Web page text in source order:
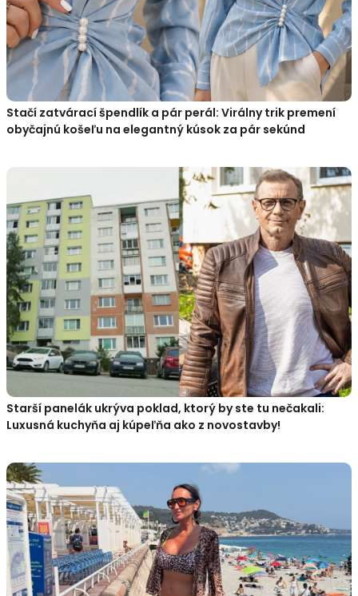
Stačí zatvárací špendlík a pár perál: Virálny trik premení
obyčajnú košeľu na elegantný kúsok za pár sekúnd
Starší panelák ukrýva poklad, ktorý by ste tu nečakali:
Luxusná kuchyňa aj kúpeľňa ako z novostavby!